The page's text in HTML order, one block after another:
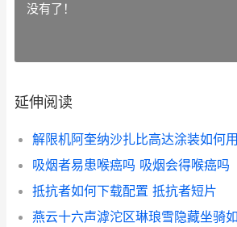
没有了！
延伸阅读
解限机阿奎纳沙扎比高达涂装如何用
吸烟者易患喉癌吗 吸烟会得喉癌吗
抵抗者如何下载配置 抵抗者短片